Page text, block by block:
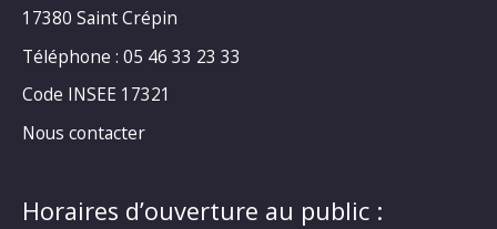
17380 Saint Crépin
Téléphone : 05 46 33 23 33
Code INSEE 17321
Nous contacter
Horaires d’ouverture au public :